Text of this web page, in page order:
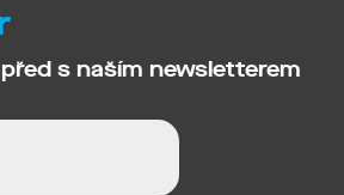
s naším newsletterem